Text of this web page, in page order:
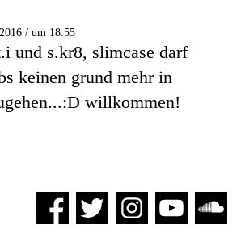
/ um 18:55
und s.kr8, slimcase darf
keinen grund mehr in
willkommen!